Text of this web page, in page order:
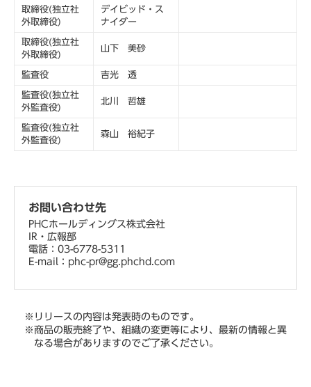
取締役(独立社
外取締役)
デイビッド・ス
ナイダー
取締役(独立社
外取締役)
山下 美砂
監査役 吉光 透
監査役(独立社
外監査役)
北川 哲雄
監査役(独立社
外監査役)
森山 裕紀子
お問い合わせ先
PHCホールディングス株式会社
IR・広報部
電話：03-6778-5311
E-mail：phc-pr@gg.phchd.com
※リリースの内容は発表時のものです。
※商品の販売終了や、組織の変更等により、最新の情報と異
なる場合がありますのでご了承ください。